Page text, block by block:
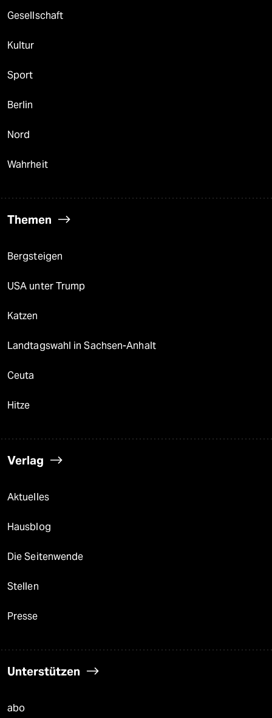
Gesellschaft
Kultur
Sport
Berlin
Nord
Wahrheit
Themen
Bergsteigen
USA unter Trump
Katzen
Landtagswahl in Sachsen-Anhalt
Ceuta
Hitze
Verlag
Aktuelles
Hausblog
Die Seitenwende
Stellen
Presse
Unterstützen
abo